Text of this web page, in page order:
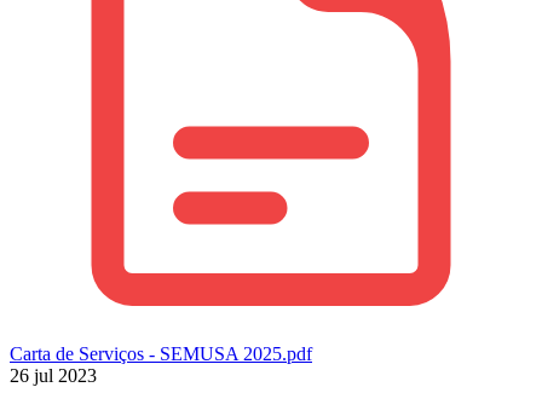
Carta de Serviços - SEMUSA 2025.pdf
26 jul 2023